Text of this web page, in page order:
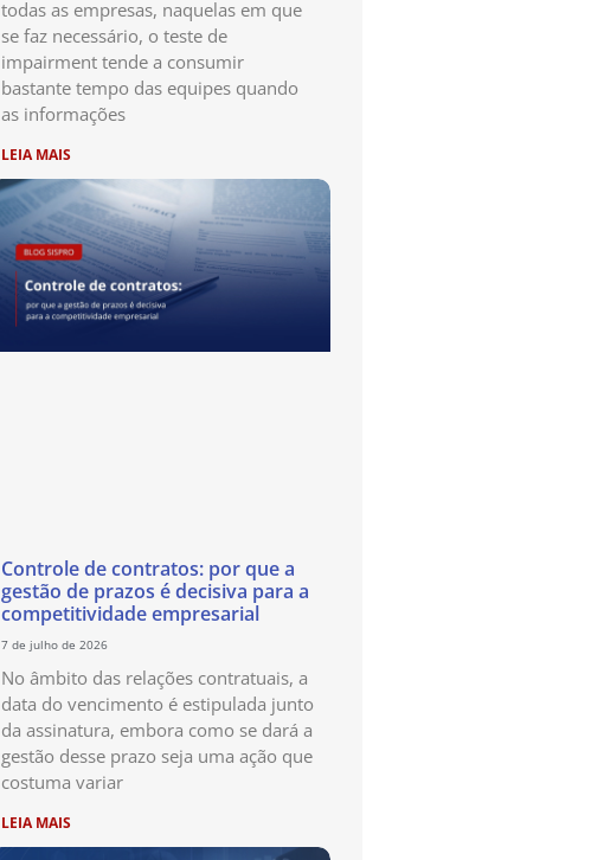
todas as empresas, naquelas em que
se faz necessário, o teste de
impairment tende a consumir
bastante tempo das equipes quando
as informações
LEIA MAIS
Controle de contratos: por que a
gestão de prazos é decisiva para a
competitividade empresarial
7 de julho de 2026
No âmbito das relações contratuais, a
data do vencimento é estipulada junto
da assinatura, embora como se dará a
gestão desse prazo seja uma ação que
costuma variar
LEIA MAIS